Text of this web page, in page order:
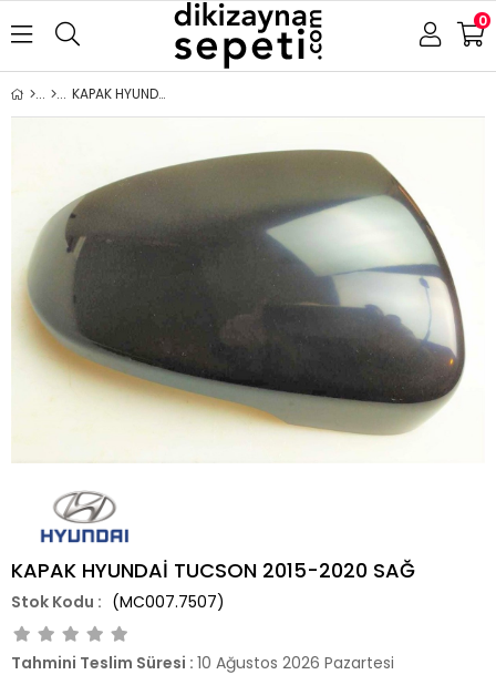
0
KAPAK HYUNDAİ TUCSON 2015-2020 SAĞ
KAPAK HYUNDAİ TUCSON 2015-2020 SAĞ
(MC007.7507)
Tahmini Teslim Süresi : 10 Ağustos 2026 Pazartesi